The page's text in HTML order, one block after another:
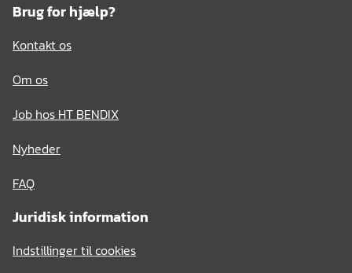
Brug for hjælp?
Kontakt os
Om os
Job hos HT BENDIX
Nyheder
FAQ
Juridisk information
Indstillinger til cookies